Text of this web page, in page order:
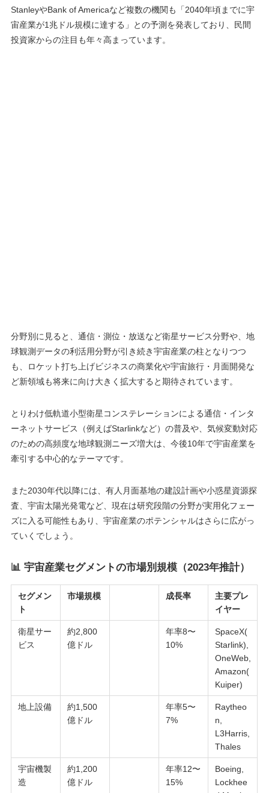
StanleyやBank of Americaなど複数の機関も「2040年頃までに宇
宙産業が1兆ドル規模に達する」との予測を発表しており​、民間
投資家からの注目も年々高まっています。
分野別に見ると、通信・測位・放送など衛星サービス分野や、地
球観測データの利活用分野が引き続き宇宙産業の柱となりつつ
も、ロケット打ち上げビジネスの商業化や宇宙旅行・月面開発な
ど新領域も将来に向け大きく拡大すると期待されています。
とりわけ低軌道小型衛星コンステレーションによる通信・インタ
ーネットサービス（例えばStarlinkなど）の普及や、気候変動対応
のための高頻度な地球観測ニーズ増大は、今後10年で宇宙産業を
牽引する中心的なテーマです。
また2030年代以降には、有人月面基地の建設計画や小惑星資源探
査、宇宙太陽光発電など、現在は研究段階の分野が実用化フェー
ズに入る可能性もあり、宇宙産業のポテンシャルはさらに広がっ
ていくでしょう。
📊 宇宙産業セグメントの市場別規模（2023年推計）
セグメン
ト
市場規模 成長率
主要プレ
イヤー
衛星サー
ビス
約2,800
億ドル
年率8〜
10%
SpaceX(
Starlink),
OneWeb,
Amazon(
Kuiper)
地上設備
約1,500
億ドル
年率5〜
7%
Raytheo
n,
L3Harris,
Thales
宇宙機製
造
約1,200
億ドル
年率12〜
15%
Boeing,
Lockhee